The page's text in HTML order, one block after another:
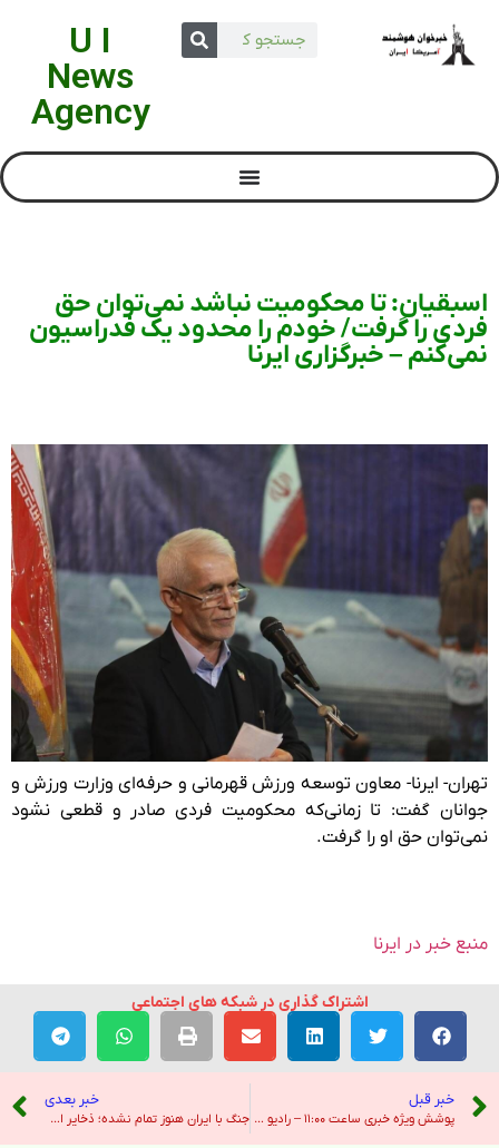
U I
News
Agency
اسبقیان: تا محکومیت نباشد نمی‌توان حق
فردی را گرفت/ خودم را محدود یک فدراسیون
نمی‌کنم – خبرگزاری ایرنا
تهران- ایرنا- معاون توسعه ورزش قهرمانی و حرفه‌ای وزارت ورزش و
جوانان گفت: تا زمانی‌که محکومیت فردی صادر و قطعی نشود
نمی‌توان حق او را گرفت.
منبع خبر در ایرنا
اشتراک گذاری در شبکه های اجتماعی
خبر قبل
پوشش ویژه خبری ساعت ۱۱:۰۰ – رادیو فردا
خبر بعدی
جنگ با ایران هنوز تمام نشده؛ ذخایر اورانیوم باید خارج شود – رادیو فردا